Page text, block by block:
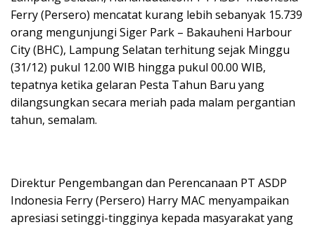
Ferry (Persero) mencatat kurang lebih sebanyak 15.739
orang mengunjungi Siger Park – Bakauheni Harbour
City (BHC), Lampung Selatan terhitung sejak Minggu
(31/12) pukul 12.00 WIB hingga pukul 00.00 WIB,
tepatnya ketika gelaran Pesta Tahun Baru yang
dilangsungkan secara meriah pada malam pergantian
tahun, semalam.
Direktur Pengembangan dan Perencanaan PT ASDP
Indonesia Ferry (Persero) Harry MAC menyampaikan
apresiasi setinggi-tingginya kepada masyarakat yang